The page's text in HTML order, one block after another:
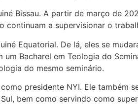
Bissau. A partir de março de
a supervisionar o
Equatorial. De lá, eles se
Bacharel em Teologia do
do mesmo seminário.
presidente NYI. Ele também
bem como servindo como